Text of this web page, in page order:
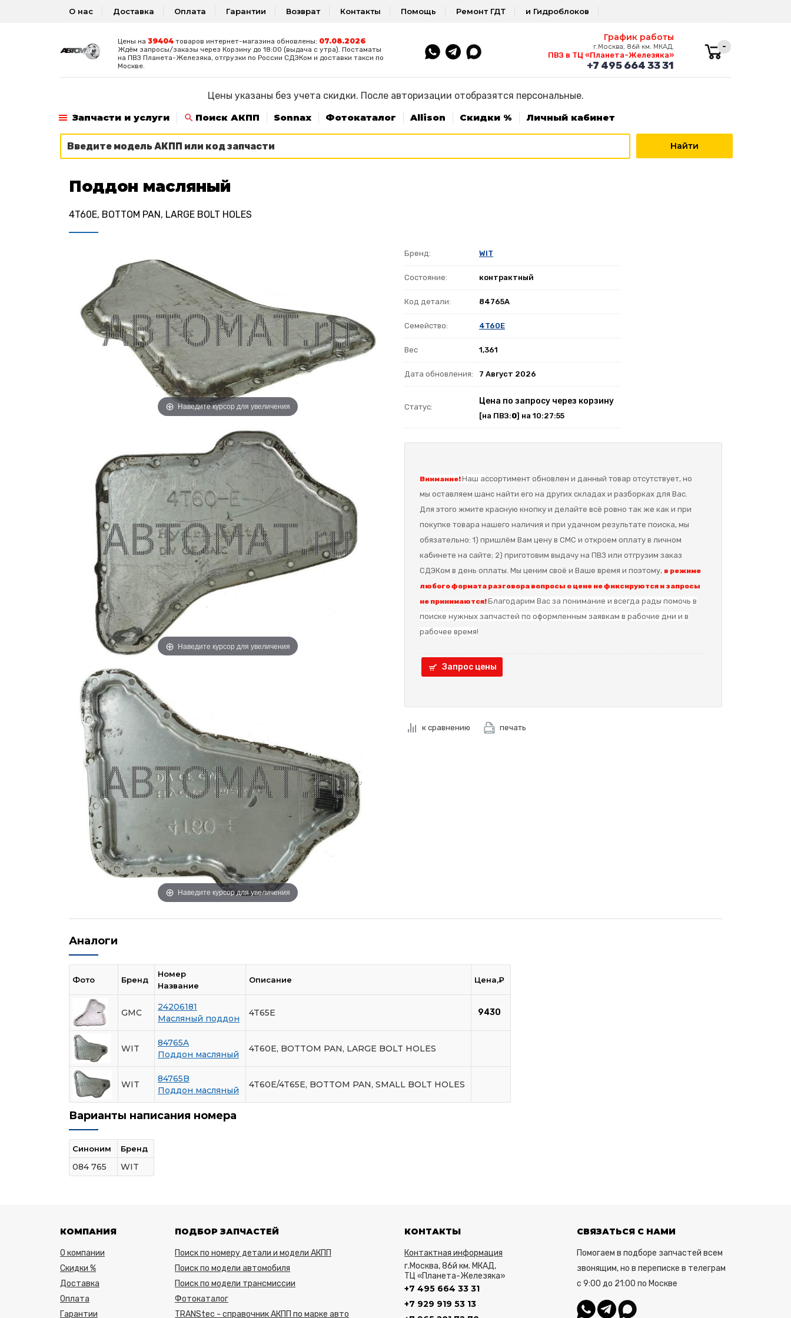
О нас Доставка Оплата Гарантии Возврат Контакты Помощь Ремонт ГДТ и Гидроблоков
Цены на 39404товаров интернет-магазина обновлены: 07.08.2026
Ждём запросы/заказы через Корзину до 18:00 (выдача с утра). Постаматы
на ПВЗ Планета-Железяка, отгрузки по России СДЭКом и доставки такси по
Москве.
График работы
г.Москва, 86й км. МКАД,
ПВЗ в ТЦ «Планета-Железяка»
+7 495 664 33 31
-
Цены указаны без учета скидки. После авторизации отобразятся персональные.
Запчасти и услуги
Поиск АКПП Sonnax Фотокаталог Allison Скидки % Личный кабинет
Поддон масляный
4T60E, BOTTOM PAN, LARGE BOLT HOLES
Наведите курсор для увеличения
Наведите курсор для увеличения
Наведите курсор для увеличения
Бренд: WIT
Состояние: контрактный
Код детали: 84765A
Семейство: 4T60E
Вес 1,361
Дата обновления: 7 Август 2026
Статус:
Цена по запросу через корзину
[на ПВЗ:0] на 10:27:55
Внимание!Наш ассортимент обновлен и данный товар отсутствует, но
мы оставляем шанс найти его на других складах и разборках для Вас.
Для этого жмите красную кнопку и делайте всё ровно так же как и при
покупке товара нашего наличия и при удачном результате поиска, мы
обязательно: 1) пришлём Вам цену в СМС и откроем оплату в личном
кабинете на сайте; 2) приготовим выдачу на ПВЗ или отгрузим заказ
СДЭКом в день оплаты. Мы ценим своё и Ваше время и поэтому, в режиме
любого формата разговора вопросы о цене не фиксируются и запросы
не принимаются!Благодарим Вас за понимание и всегда рады помочь в
поиске нужных запчастей по оформленным заявкам в рабочие дни и в
рабочее время!
Запрос цены
к сравнению печать
Аналоги
Фото Бренд
Номер
Название
Описание Цена,₽
GMC
24206181
Масляный поддон
4T65E 9430
WIT
84765A
Поддон масляный
4T60E, BOTTOM PAN, LARGE BOLT HOLES
WIT
84765B
Поддон масляный
4T60E/4T65E, BOTTOM PAN, SMALL BOLT HOLES
Варианты написания номера
Синоним Бренд
084 765 WIT
КОМПАНИЯ
О компании
Скидки %
Доставка
Оплата
Гарантии
ПОДБОР ЗАПЧАСТЕЙ
Поиск по номеру детали и модели АКПП
Поиск по модели автомобиля
Поиск по модели трансмиссии
Фотокаталог
TRANStec - справочник АКПП по марке авто
КОНТАКТЫ
Контактная информация
г.Москва, 86й км. МКАД,
ТЦ «Планета-Железяка»
+7 495 664 33 31
+7 929 919 53 13
СВЯЗАТЬСЯ С НАМИ
Помогаем в подборе запчастей всем
звонящим, но в переписке в телеграм
с 9:00 до 21:00 по Москве